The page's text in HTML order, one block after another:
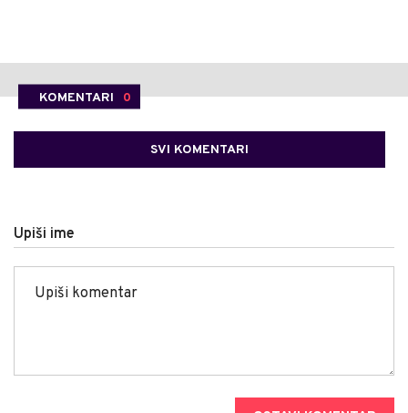
KOMENTARI 0
SVI KOMENTARI
Upiši ime